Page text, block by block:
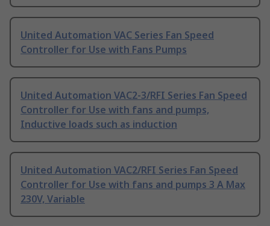
United Automation VAC Series Fan Speed
Controller for Use with Fans Pumps
United Automation VAC2-3/RFI Series Fan Speed
Controller for Use with fans and pumps,
Inductive loads such as induction
United Automation VAC2/RFI Series Fan Speed
Controller for Use with fans and pumps 3 A Max
230V, Variable